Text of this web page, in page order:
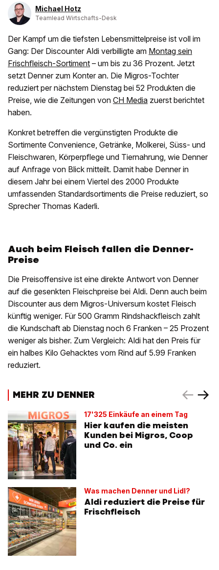
Michael Hotz
Teamlead Wirtschafts-Desk
Der Kampf um die tiefsten Lebensmittelpreise ist voll im
Gang: Der Discounter Aldi verbilligte am Montag sein
Frischfleisch-Sortiment – um bis zu 36 Prozent. Jetzt
setzt Denner zum Konter an. Die Migros-Tochter
reduziert per nächstem Dienstag bei 52 Produkten die
Preise, wie die Zeitungen von CH Media zuerst berichtet
haben.
Konkret betreffen die vergünstigten Produkte die
Sortimente Convenience, Getränke, Molkerei, Süss- und
Fleischwaren, Körperpflege und Tiernahrung, wie Denner
auf Anfrage von Blick mitteilt. Damit habe Denner in
diesem Jahr bei einem Viertel des 2000 Produkte
umfassenden Standardsortiments die Preise reduziert, so
Sprecher Thomas Kaderli.
Auch beim Fleisch fallen die Denner-
Preise
Die Preisoffensive ist eine direkte Antwort von Denner
auf die gesenkten Fleischpreise bei Aldi. Denn auch beim
Discounter aus dem Migros-Universum kostet Fleisch
künftig weniger. Für 500 Gramm Rindshackfleisch zahlt
die Kundschaft ab Dienstag noch 6 Franken – 25 Prozent
weniger als bisher. Zum Vergleich: Aldi hat den Preis für
ein halbes Kilo Gehacktes vom Rind auf 5.99 Franken
reduziert.
MEHR ZU DENNER
17'325 Einkäufe an einem Tag
Hier kaufen die meisten
Kunden bei Migros, Coop
und Co. ein
Was machen Denner und Lidl?
Aldi reduziert die Preise für
Frischfleisch